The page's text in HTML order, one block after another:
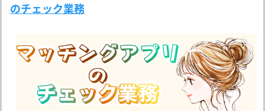
のチェック業務